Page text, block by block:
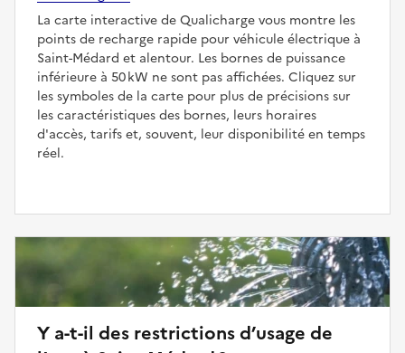
La carte interactive de Qualicharge vous montre les
points de recharge rapide pour véhicule électrique à
Saint-Médard et alentour. Les bornes de puissance
inférieure à 50 kW ne sont pas affichées. Cliquez sur
les symboles de la carte pour plus de précisions sur
les caractéristiques des bornes, leurs horaires
d'accès, tarifs et, souvent, leur disponibilité en temps
réel.
Y a-t-il des restrictions d’usage de